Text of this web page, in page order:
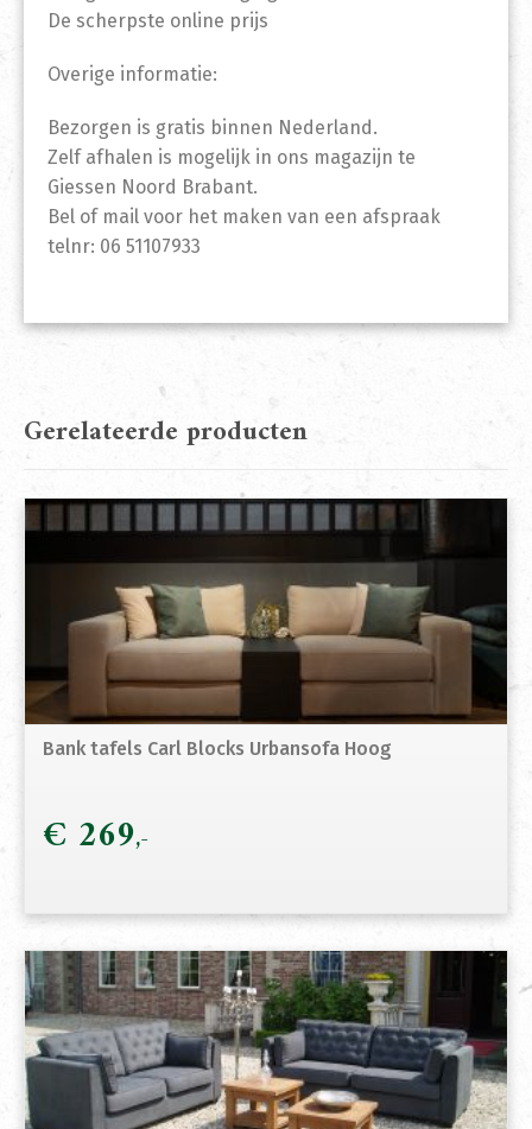
De scherpste online prijs
Overige informatie:
Bezorgen is gratis binnen Nederland.
Zelf afhalen is mogelijk in ons magazijn te
Giessen Noord Brabant.
Bel of mail voor het maken van een afspraak
telnr: 06 51107933
Gerelateerde producten
Bank tafels Carl Blocks Urbansofa Hoog
€ 269